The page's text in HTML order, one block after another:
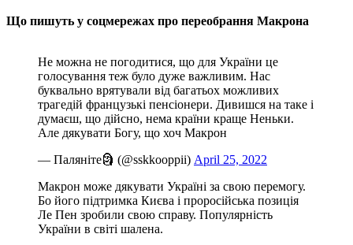
Що пишуть у соцмережах про переобрання Макрона
Не можна не погодитися, що для України це
голосування теж було дуже важливим. Нас
буквально врятували від багатьох можливих
трагедій французькі пенсіонери. Дивишся на таке і
думаєш, що дійсно, нема країни краще Неньки.
Але дякувати Богу, що хоч Макрон
— Паляніте🗿 (@sskkooppii) April 25, 2022
Макрон може дякувати Україні за свою перемогу.
Бо його підтримка Києва і проросійська позиція
Ле Пен зробили свою справу. Популярність
України в світі шалена.